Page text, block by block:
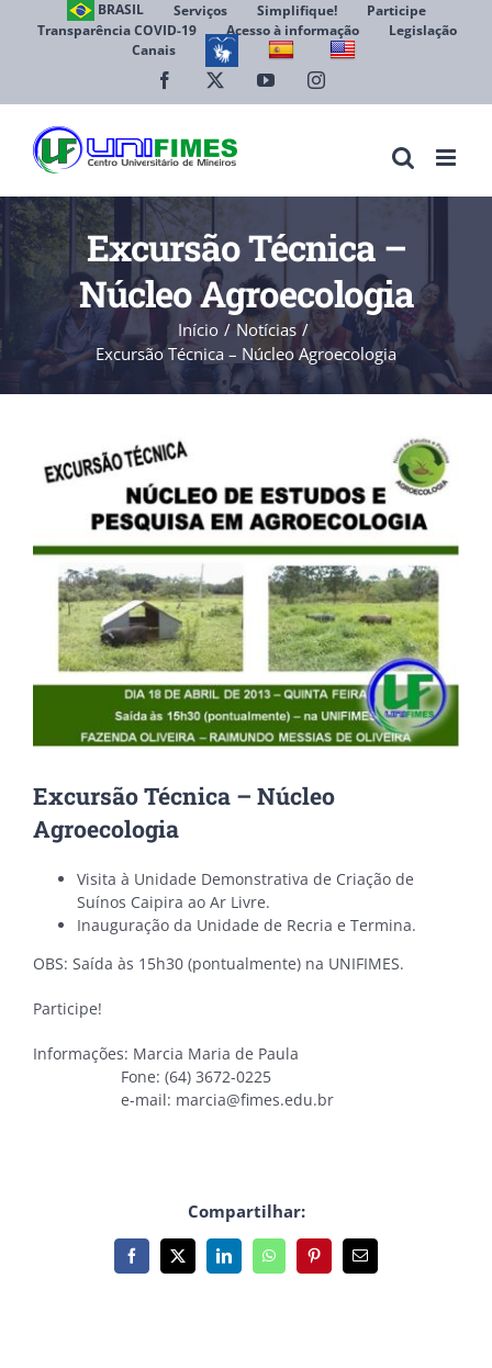
BRASIL Serviços Simplifique!
Participe
Transparência COVID-19
Acesso à informação
Legislação
Canais
Facebook YouTubeInstagram
Excursão Técnica –
Núcleo Agroecologia
Início
Notícias
Excursão Técnica – Núcleo Agroecologia
Larger
Image
Excursão Técnica – Núcleo
Agroecologia
Visita à Unidade Demonstrativa de Criação de
Suínos Caipira ao Ar Livre.
Inauguração da Unidade de Recria e Termina.
OBS: Saída às 15h30 (pontualmente) na UNIFIMES.
Participe!
Informações: Marcia Maria de Paula
Fone: (64) 3672-0225
e-mail: marcia@fimes.edu.br
Compartilhar:
Facebook
X LinkedInWhatsAppPinterest
E-
mail